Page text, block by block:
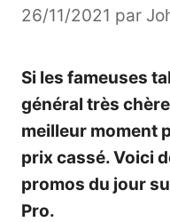
26/11/2021 par
Si les fameuses
général très
meilleur moment
prix cassé. Voici
promos du jour
Pro.